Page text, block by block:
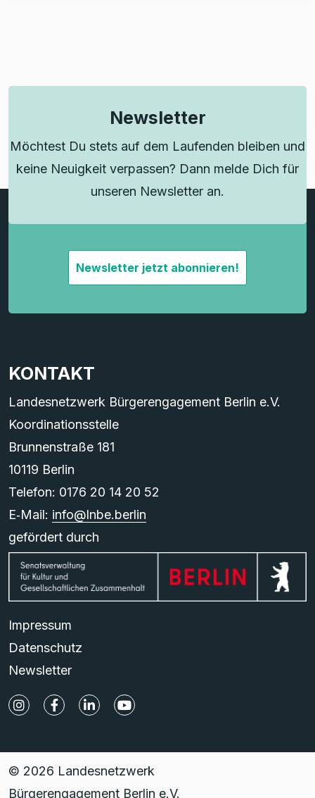
Newsletter
Möchtest Du stets auf dem Laufenden bleiben und
keine Neuigkeit verpassen? Dann melde Dich für
unseren Newsletter an.
Newsletter jetzt abonnieren!
KONTAKT
Landesnetzwerk Bürgerengagement Berlin e.V.
Koordinationsstelle
Brunnenstraße 181
10119 Berlin
Telefon: 0176 20 14 20 52
E‑Mail: info@lnbe.berlin
gefördert durch
Impressum
Newsletter
Datenschutz
© 2026 Landesnetzwerk
Bürgerengagement Berlin e.V.